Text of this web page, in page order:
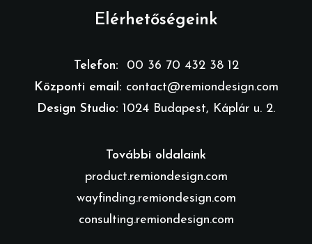
Elérhetőségeink
Telefon:
00 36 70 432 38 12
Központi email: contact@remiondesign.com
Design Studio: 1024 Budapest, Káplár u. 2.
További oldalaink
product.remiondesign.com
wayfinding.remiondesign.com
consulting.remiondesign.com